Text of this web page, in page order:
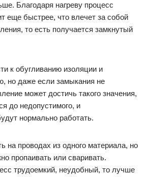
Благодаря нагреву процесс
еще быстрее, что влечет за собой
то есть получается замкнутый
к обугливанию изоляции и
но даже если замыкания не
может достичь такого значения,
до недопустимого, и
нормально работать.
на проводах из одного материала, но
пропаивать или сваривать.
трудоемкий, неудобный, то лучше